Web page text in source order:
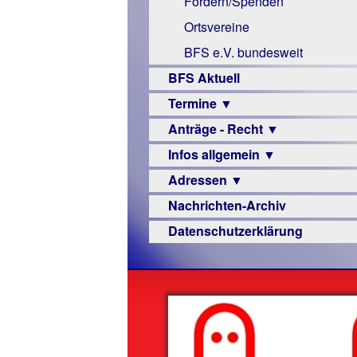
Links
Ortsvereine
BFS e.V. bundesweit
BFS Aktuell
Termine ▼
Veranstaltungsprogramme
Anträge - Recht ▼
Archiv
Urteile
Infos allgemein ▼
Sehbehinderung
Frühförderung
Schule
–
Beruf
Senioren
Hilfsmittel
Adressen ▼
Augenoptiker
Berufsbildungswerke
Hörbüchereien
Reha-
Nachrichten-Archiv
Datenschutzerklärung